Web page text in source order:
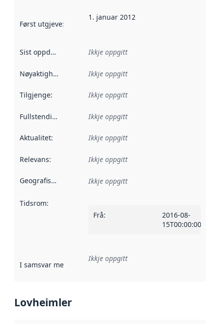
Først utgjeve: Denne datoen seier når dataa i dette
1. januar 2012
Sist oppdatert Ikkje oppgitt
Nøyaktigheit Ikkje oppgitt
Tilgjenge: Ikkje oppgitt
Fullstendigheit Ikkje oppgitt
Aktualitet: Ikkje oppgitt
Relevans: Ikkje oppgitt
Geografisk område Ikkje oppgitt
Tidsrom:
Frå:
2016-08-
15T00:00:00Z
I samsvar med Referanse til ei implementeringsregel eller
Ikkje oppgitt
Lovheimler